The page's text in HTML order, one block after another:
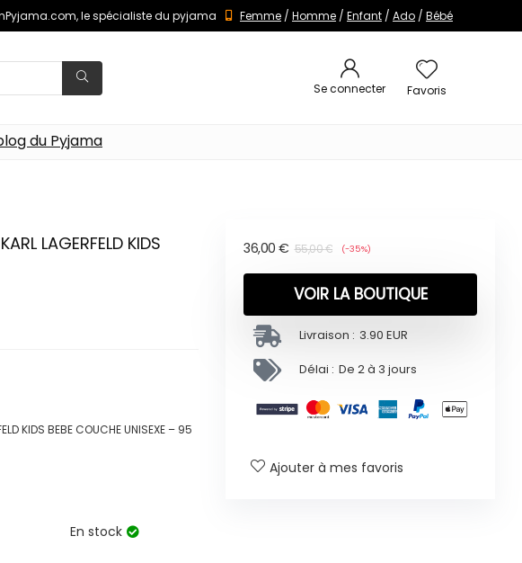
le spécialiste du pyjama Femme / Homme / Enfant / Ado / Bébé
Se connecter Favoris
du Pyjama
LAGERFELD KIDS
KIDS BEBE COUCHE UNISEXE – 95
En stock
55,00€
36,00 € (-35%)
VOIR LA BOUTIQUE
Livraison : 3.90 EUR
Délai : De 2 à 3 jours
Ajouter à mes favoris